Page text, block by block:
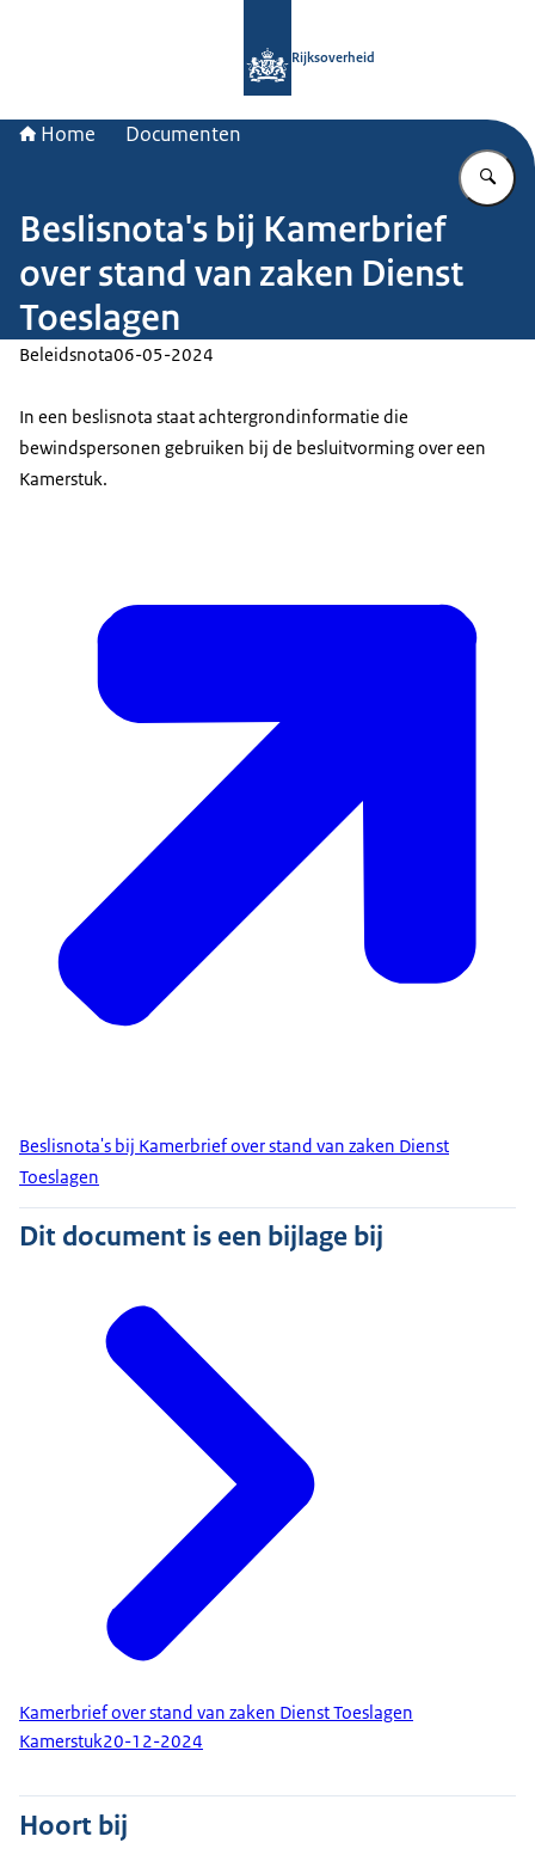
Rijksoverheid
Home Documenten
Beslisnota's bij Kamerbrief
over stand van zaken Dienst
Toeslagen
Beleidsnota06-05-2024
In een beslisnota staat achtergrondinformatie die
bewindspersonen gebruiken bij de besluitvorming over een
Kamerstuk.
Beslisnota's bij Kamerbrief over stand van zaken Dienst
Toeslagen
Dit document is een bijlage bij
Kamerbrief over stand van zaken Dienst Toeslagen
Kamerstuk20-12-2024
Hoort bij